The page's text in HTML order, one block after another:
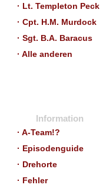
· Lt. Templeton Peck
· Cpt. H.M. Murdock
· Sgt. B.A. Baracus
· Alle anderen
Information
· A-Team!?
· Episodenguide
· Drehorte
· Fehler